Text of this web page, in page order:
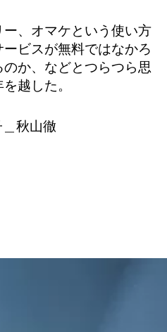
、オマケという使い方
ビスが無料ではなかろ
か、などとつらつら思
越した。
秋山徹